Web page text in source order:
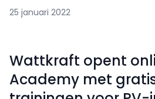
25 januari 2022
Wattkraft opent
Academy met